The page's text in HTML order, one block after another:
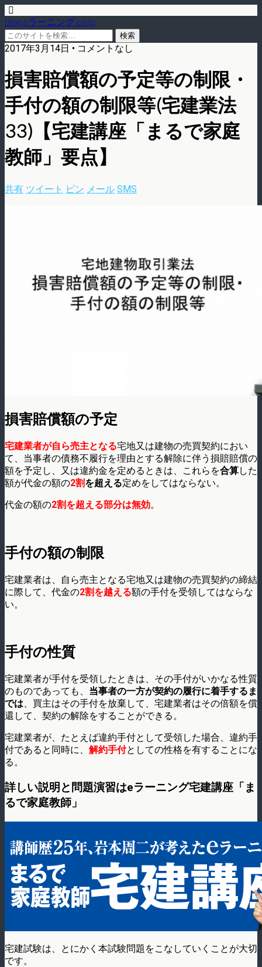
blog.eラーニング.co.jp
2017年3月14日 • コメントなし
損害賠償額の予定等の制限・
手付の額の制限等(宅建業法
33)【宅建講座「まるで家庭
教師」要点】
共有 ツイート ピン メール SMS
損害賠償額の予定
宅建業者が自ら売主となる宅地又は建物の売買契約におい
て、当事者の債務不履行を理由とする解除に伴う損賠賠償の
額を予定し、又は違約金を定めるときは、これらを合算した
額が代金の額の2割を超える定めをしてはならない。
代金の額の2割を超える部分は無効。
手付の額の制限
宅建業者は、自ら売主となる宅地又は建物の売買契約の締結
に際して、代金の2割を越える額の手付を受領してはならな
い。
手付の性質
宅建業者が手付を受領したときは、その手付がいかなる性質
のものであっても、 当事者の一方が契約の履行に着手するま
では、買主はその手付を放棄して、宅建業者はその倍額を償
還して、契約の解除をすることができる。
宅建業者が、たとえば違約手付として受領した場合、違約手
付であると同時に、 解約手付としての性格を有することにな
る。
詳しい説明と問題演習はeラーニング宅建講座「ま
るで家庭教師」
宅建試験は、とにかく本試験問題をこなしていくことが大切
です。